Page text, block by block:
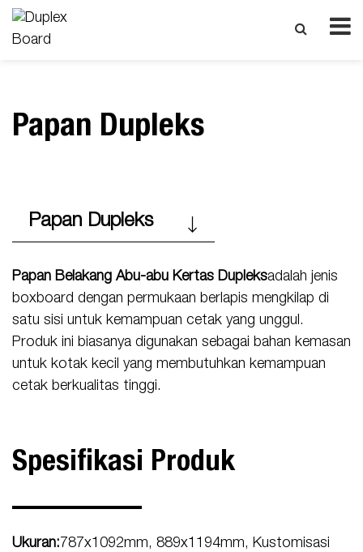
Papan Dupleks
Papan Dupleks
Papan Belakang Abu-abu Kertas Dupleksadalah jenis
boxboard dengan permukaan berlapis mengkilap di
satu sisi untuk kemampuan cetak yang unggul.
Produk ini biasanya digunakan sebagai bahan kemasan
untuk kotak kecil yang membutuhkan kemampuan
cetak berkualitas tinggi.
Spesifikasi Produk
Ukuran:787x1092mm, 889x1194mm, Kustomisasi